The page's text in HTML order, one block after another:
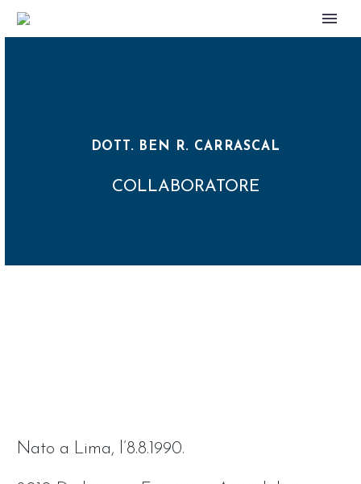
DOTT. BEN R. CARRASCAL
COLLABORATORE
Nato a Lima, l’8.8.1990.